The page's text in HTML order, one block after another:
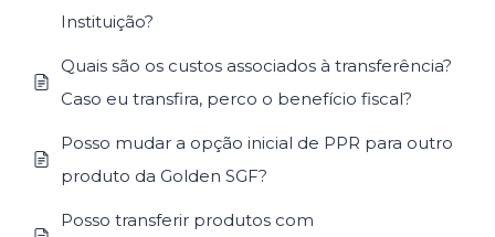
Instituição?
Quais são os custos associados à transferência?
Caso eu transfira, perco o benefício fiscal?
Posso mudar a opção inicial de PPR para outro
produto da Golden SGF?
Posso transferir produtos com